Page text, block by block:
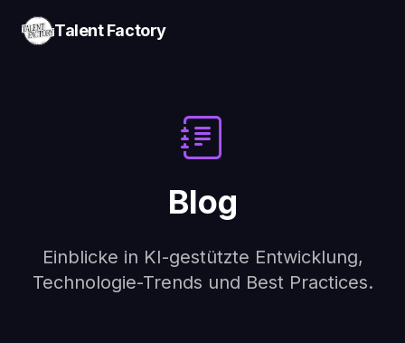
Talent Factory
Blog
Einblicke in KI-gestützte Entwicklung,
Technologie-Trends und Best Practices.